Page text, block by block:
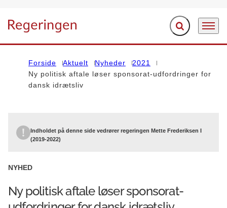
Gå til forsiden Fold søgefelt ud
Menu
Forside Aktuelt Nyheder
2021
Ny politisk aftale løser sponsorat-udfordringer for
dansk idrætsliv
Indholdet på denne side vedrører regeringen Mette Frederiksen I
(2019-2022)
NYHED
Ny politisk aftale løser sponsorat-